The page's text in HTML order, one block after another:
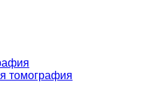
томография